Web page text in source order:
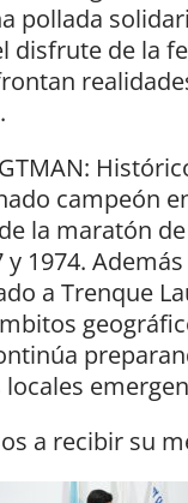
pollada
disfrute de la
campeón
la maratón de
y 1974.
a Trenque
a recibir su